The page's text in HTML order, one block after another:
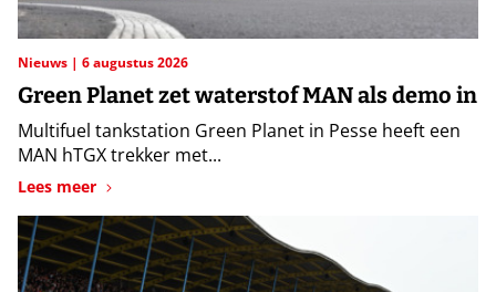
Nieuws 6 augustus 2026
Green Planet zet waterstof MAN als demo in
Multifuel tankstation Green Planet in Pesse heeft een
MAN hTGX trekker met...
Lees meer